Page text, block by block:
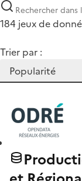
184 jeux de
Trier par :